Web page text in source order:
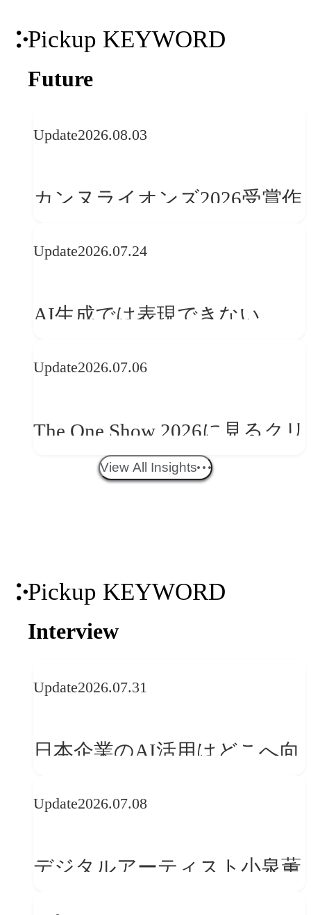
Pickup KEYWORD
Future
Update2026.08.03
カンヌライオンズ2026受賞作
──「優れたブランド体験」
か
Update2026.07.24
AI生成では表現できない
望
Update2026.07.06
The One Show 2026に見るクリ
エイティブトレンド──社会
View All Insights
Pickup KEYWORD
Interview
Update2026.07.31
日本企業のAI活用はどこへ向
レンドに見る「人間中心」へ
Update2026.07.08
デジタルアーティスト小泉薫